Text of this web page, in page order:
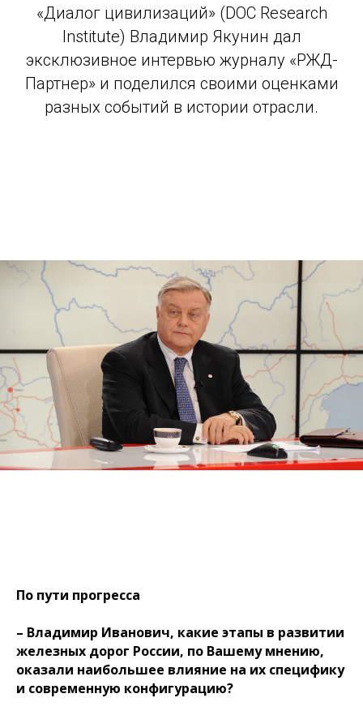
«Диалог цивилизаций» (DOC Research
Institute) Владимир Якунин дал
эксклюзивное интервью журналу «РЖД-
Партнер» и поделился своими оценками
разных событий в истории отрасли.
По пути прогресса
– Владимир Иванович, какие этапы в развитии
железных дорог России, по Вашему мнению,
оказали наибольшее влияние на их специфику
и современную конфигурацию?